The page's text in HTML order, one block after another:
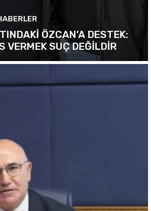
ÖZCAN’A DESTEK:
VERMEK SUÇ DEĞİLDİR